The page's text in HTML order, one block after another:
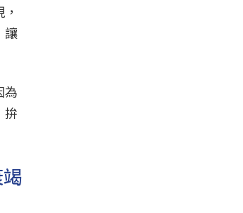
讓
為
拚